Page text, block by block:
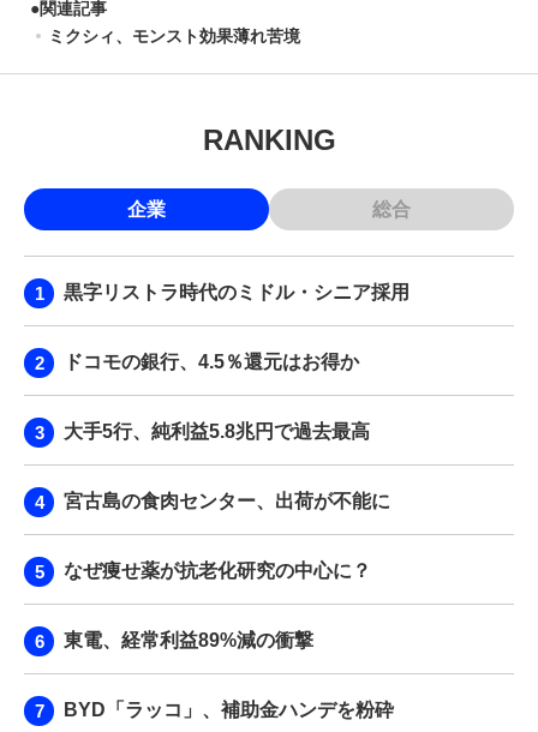
●関連記事
ミクシィ、モンスト効果薄れ苦境
RANKING
企業 総合
黒字リストラ時代のミドル・シニア採用
ドコモの銀行、4.5％還元はお得か
大手5行、純利益5.8兆円で過去最高
宮古島の食肉センター、出荷が不能に
なぜ痩せ薬が抗老化研究の中心に？
東電、経常利益89%減の衝撃
BYD「ラッコ」、補助金ハンデを粉砕